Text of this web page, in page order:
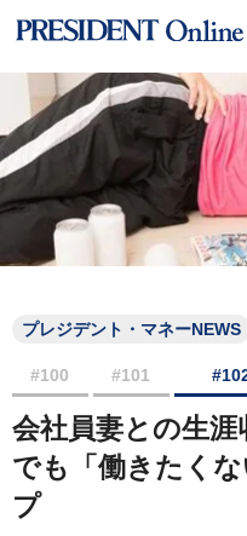
プレジデント・マネーNEWS
#100 #101
会社員妻との生涯
でも「働きたく
プ